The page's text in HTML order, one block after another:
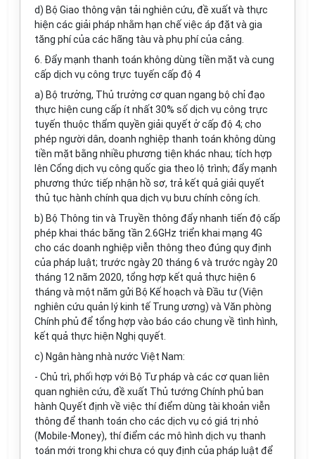
d) Bộ Giao thông vận tải nghiên cứu, đề xuất và thực
hiện các giải pháp nhằm hạn chế việc áp đặt và gia
tăng phí của các hãng tàu và phụ phí của cảng.
6. Đẩy mạnh thanh toán không dùng tiền mặt và cung
cấp dịch vụ công trực tuyến cấp độ 4
a) Bộ trưởng, Thủ trưởng cơ quan ngang bộ chỉ đạo
thực hiện cung cấp ít nhất 30% số dịch vụ công trực
tuyến thuộc thẩm quyền giải quyết ở cấp độ 4; cho
phép người dân, doanh nghiệp thanh toán không dùng
tiền mặt bằng nhiều phương tiện khác nhau; tích hợp
lên Cổng dịch vụ công quốc gia theo lộ trình; đẩy mạnh
phương thức tiếp nhận hồ sơ, trả kết quả giải quyết
thủ tục hành chính qua dịch vụ bưu chính công ích.
b) Bộ Thông tin và Truyền thông đẩy nhanh tiến độ cấp
phép khai thác băng tần 2.6GHz triển khai mạng 4G
cho các doanh nghiệp viễn thông theo đúng quy định
của pháp luật; trước ngày 20 tháng 6 và trước ngày 20
tháng 12 năm 2020, tổng hợp kết quả thực hiện 6
tháng và một năm gửi Bộ Kế hoạch và Đầu tư (Viện
nghiên cứu quản lý kinh tế Trung ương) và Văn phòng
Chính phủ để tổng hợp vào báo cáo chung về tình hình,
kết quả thực hiện Nghị quyết.
c) Ngân hàng nhà nước Việt Nam:
- Chủ trì, phối hợp với Bộ Tư pháp và các cơ quan liên
quan nghiên cứu, đề xuất Thủ tướng Chính phủ ban
hành Quyết định về việc thí điểm dùng tài khoản viễn
thông để thanh toán cho các dịch vụ có giá trị nhỏ
(Mobile-Money), thí điểm các mô hình dịch vụ thanh
toán mới trong khi chưa có quy định của pháp luật để